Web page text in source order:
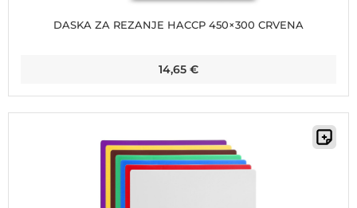
DASKA ZA REZANJE HACCP 450×300 CRVENA
14,65 €